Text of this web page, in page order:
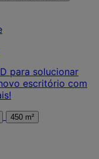
para solucionar
escritório com
450 m²